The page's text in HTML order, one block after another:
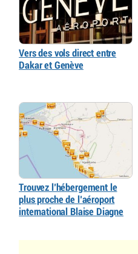
Vers des vols direct entre
Dakar et Genève
Trouvez l’hébergement le
plus proche de l’aéroport
international Blaise Diagne